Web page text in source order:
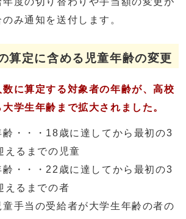
み通知を送付します。
算定に含める児童年齢の変更
数に算定する対象者の年齢が、高校
学生年齢まで拡大されました。
・・・18歳に達してから最初の3
えるまでの児童
・・・22歳に達してから最初の3
えるまでの者
童手当の受給者が大学生年齢の者の